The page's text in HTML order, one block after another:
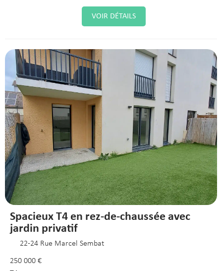
VOIR DÉTAILS
Spacieux T4 en rez-de-chaussée avec
jardin privatif
22-24 Rue Marcel Sembat
250 000 €